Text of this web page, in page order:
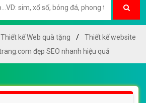
Thiết kế Web quà tặng
Thiết kế website
đẹp SEO nhanh hiệu quả